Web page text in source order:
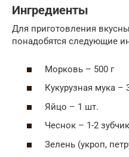
Ингредиенты
Для приготовления
понадобятся следующие
Морковь – 500 г
Кукурузная мука –
Яйцо – 1 шт.
Чеснок – 1-2
Зелень (укроп,